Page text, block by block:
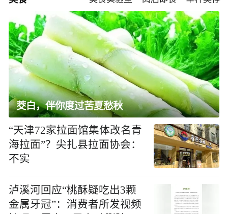
这局好玩儿：记录中国文旅
成就 展示蔚为壮观的大美中
国
原创
Discover Jiangxi江西山水深
处·藏着中国的答案
视频 11:41
六百米蹦极、折耳根香水、
烙锅配蘸水，贵州的夏天有
多嘢？
视频
25:14
外交部向全球推荐！贵州毕